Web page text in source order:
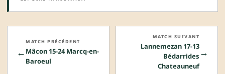
←
MATCH PRÉCÉDENT
Mâcon 15-24 Marcq-en-
Baroeul
→
MATCH SUIVANT
Lannemezan 17-13
Bédarrides
Chateauneuf